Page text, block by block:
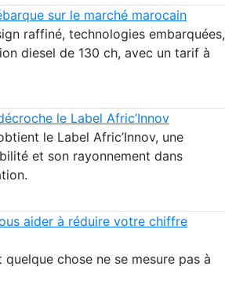
sur le marché marocain
raffiné, technologies embarquées,
diesel de 130 ch, avec un tarif à
le Label Afric’Innov
le Label Afric’Innov, une
et son rayonnement dans
aider à réduire votre chiffre
chose ne se mesure pas à